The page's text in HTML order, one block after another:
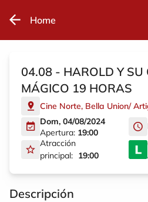
Home
04.08 - HAROLD Y SU
MÁGICO 19 HORAS
Cine Norte, Bella Union/
Dom, 04/08/2024
Apertura: 19:00
Atracción
principal: 19:00
Descripción